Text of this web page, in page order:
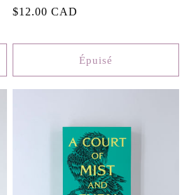
Prix
$12.00 CAD
Épuisé